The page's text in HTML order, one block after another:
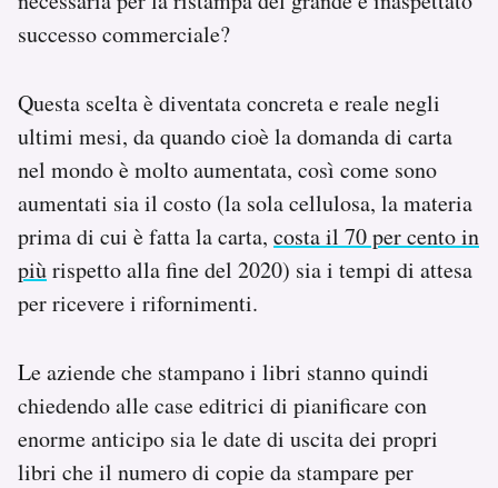
Esci
successo commerciale?
Questa scelta è diventata concreta e reale negli
ultimi mesi, da quando cioè la domanda di carta
nel mondo è molto aumentata, così come sono
aumentati sia il costo (la sola cellulosa, la materia
prima di cui è fatta la carta, costa il 70 per cento in
piùrispetto alla fine del 2020) sia i tempi di attesa
per ricevere i rifornimenti.
Le aziende che stampano i libri stanno quindi
chiedendo alle case editrici di pianificare con
enorme anticipo sia le date di uscita dei propri
libri che il numero di copie da stampare per